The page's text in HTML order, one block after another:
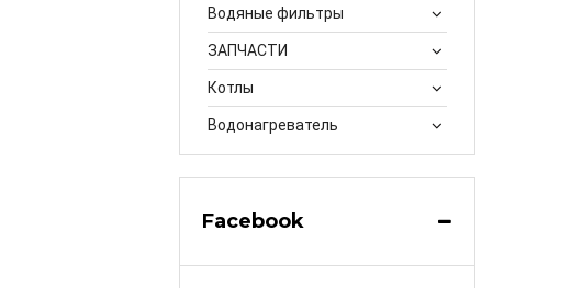
Водяные фильтры
ЗАПЧАСТИ
Котлы
Водонагреватель
Facebook